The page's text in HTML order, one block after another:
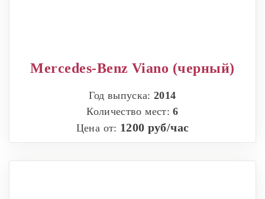
Mercedes-Benz Viano (черный)
Год выпуска:2014
Количество мест:6
Цена от: 1200 руб/час